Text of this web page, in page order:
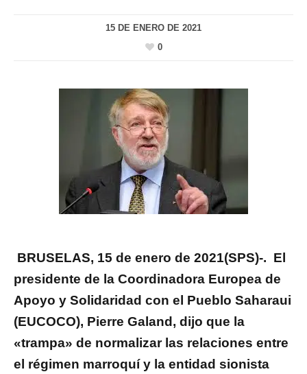
15 DE ENERO DE 2021
0
BRUSELAS, 15 de enero de 2021(SPS)-. El
presidente de la Coordinadora Europea de
Apoyo y Solidaridad con el Pueblo Saharaui
(EUCOCO), Pierre Galand, dijo que la
«trampa» de normalizar las relaciones entre
el régimen marroquí y la entidad sionista